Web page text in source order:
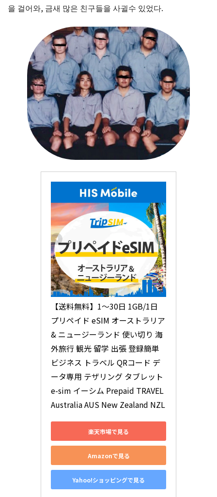
을 걸어와, 금새 많은 친구들을 사귈수 있었다.
【送料無料】1～30日 1GB/1日
プリペイド eSIM オーストラリア
& ニュージーランド 使い切り 海
外旅行 観光 留学 出張 登録簡単
ビジネス トラベル QRコード デ
ータ専用 テザリング タブレット
e-sim イーシム Prepaid TRAVEL
Australia AUS New Zealand NZL
楽天市場で見る
Amazonで見る
Yahoo!ショッピングで見る